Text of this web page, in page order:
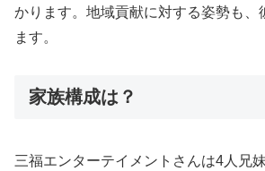
かります。地域貢献に対する姿勢も、
ます。
家族構成は？
三福エンターテイメントさんは4人兄